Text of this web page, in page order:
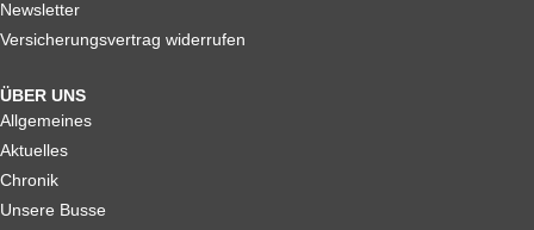
Newsletter
Versicherungsvertrag widerrufen
ÜBER UNS
Allgemeines
Aktuelles
Chronik
Unsere Busse